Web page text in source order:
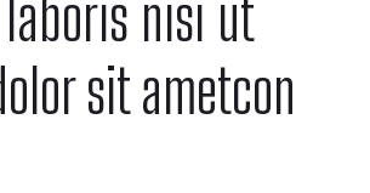
nisi ut
sit ametcon